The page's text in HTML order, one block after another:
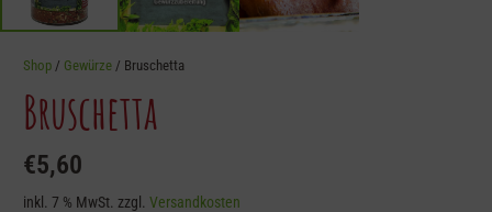
Shop / Gewürze / Bruschetta
Bruschetta
€5,60
inkl. 7 % MwSt. zzgl. Versandkosten